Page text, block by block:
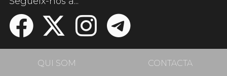
QUI SOM CONTACTA